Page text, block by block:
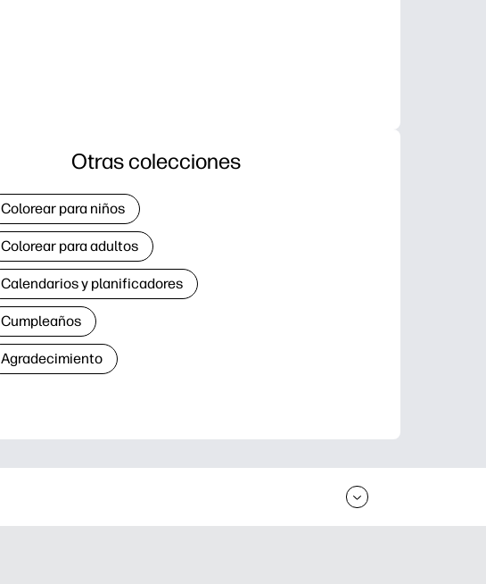
Otras colecciones
Colorear para niños
Colorear para adultos
Calendarios y planificadores
Cumpleaños
Agradecimiento